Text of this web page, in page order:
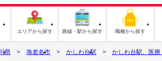
エリアから探す 路線・駅から探す 職種から探す
県 海老名市 かしわ台駅 かしわ台駅、医療